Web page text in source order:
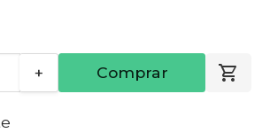
+ Comprar